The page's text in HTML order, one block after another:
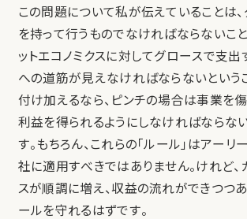
この問題について私が伝えていることは
を持って行うものでなければならないこ
ットエコノミクスに対してグロースで支出
への道筋が見えなければならないという
付け加えるなら、ピンチの場合は事業を傷
利益を得られるようにしなければならな
す。もちろん、これらの「ルール」はアー
社に適用すべきではありません。けれど、
スが順調に増え、収益の流れができつつ
ールを守れるはずです。